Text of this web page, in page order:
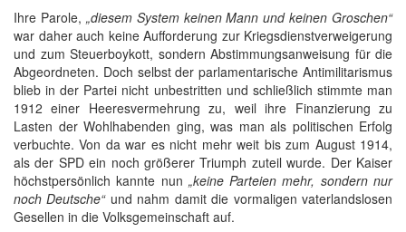
Ihre Parole, „diesem System keinen Mann und keinen Groschen“
war daher auch keine Aufforderung zur Kriegsdienstverweigerung
und zum Steuerboykott, sondern Abstimmungsanweisung für die
Abgeordneten. Doch selbst der parlamentarische Antimilitarismus
blieb in der Partei nicht unbestritten und schließlich stimmte man
1912 einer Heeresvermehrung zu, weil ihre Finanzierung zu
Lasten der Wohlhabenden ging, was man als politischen Erfolg
verbuchte. Von da war es nicht mehr weit bis zum August 1914,
als der SPD ein noch größerer Triumph zuteil wurde. Der Kaiser
höchstpersönlich kannte nun „keine Parteien mehr, sondern nur
noch Deutsche“und nahm damit die vormaligen vaterlandslosen
Gesellen in die Volksgemeinschaft auf.